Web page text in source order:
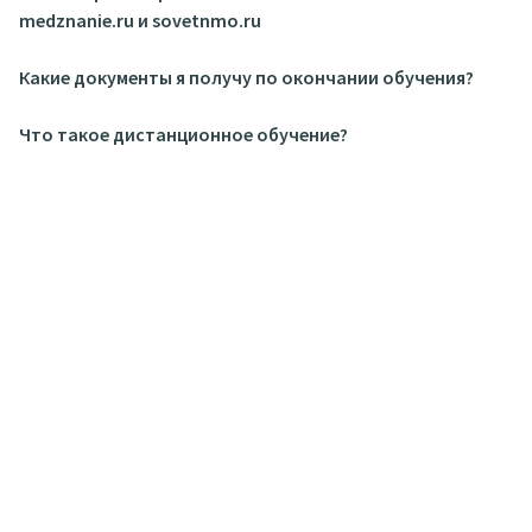
medznanie.ru и sovetnmo.ru
Какие документы я получу по окончании обучения?
Что такое дистанционное обучение?